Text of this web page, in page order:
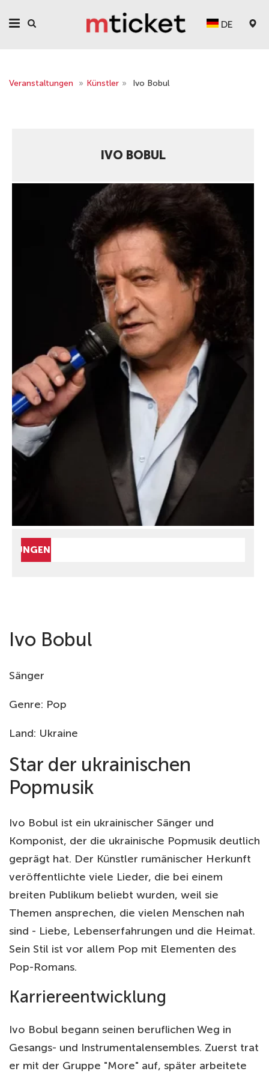
DE
Veranstaltungen » Künstler » Ivo Bobul
IVO BOBUL
AUSBLENDEN
Ivo Bobul
Sänger
Genre: Pop
Land: Ukraine
Star der ukrainischen
Popmusik
Ivo Bobul ist ein ukrainischer Sänger und
Komponist, der die ukrainische Popmusik deutlich
geprägt hat. Der Künstler rumänischer Herkunft
veröffentlichte viele Lieder, die bei einem
breiten Publikum beliebt wurden, weil sie
Themen ansprechen, die vielen Menschen nah
sind - Liebe, Lebenserfahrungen und die Heimat.
Sein Stil ist vor allem Pop mit Elementen des
Pop-Romans.
Karriereentwicklung
Ivo Bobul begann seinen beruflichen Weg in
Gesangs- und Instrumentalensembles. Zuerst trat
er mit der Gruppe "More" auf, später arbeitete